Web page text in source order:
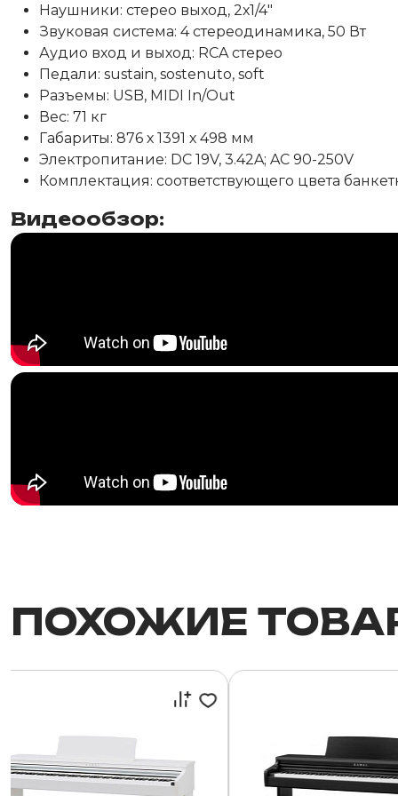
Наушники: стерео выход, 2х1/4"
Звуковая система: 4 стереодинамика, 50 Вт
Аудио вход и выход: RCA стерео
Педали: sustain, sostenuto, soft
Разъемы: USB, MIDI In/Out
Вес: 71 кг
Габариты: 876 х 1391 х 498 мм
Электропитание: DC 19V, 3.42A; AC 90-250V
Комплектация: соответствующего цвета
Видеообзор:
ПОХОЖИЕ